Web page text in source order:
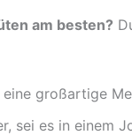
am besten?
großartige
sei es in einem